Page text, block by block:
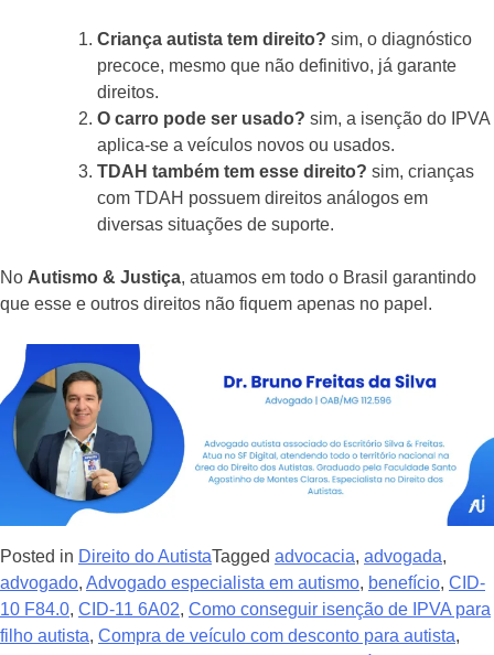
Criança autista tem direito? sim, o diagnóstico
precoce, mesmo que não definitivo, já garante
direitos.
O carro pode ser usado? sim, a isenção do IPVA
aplica-se a veículos novos ou usados.
TDAH também tem esse direito? sim, crianças
com TDAH possuem direitos análogos em
diversas situações de suporte.
No Autismo & Justiça, atuamos em todo o Brasil garantindo
que esse e outros direitos não fiquem apenas no papel.
Posted in Direito do AutistaTagged advocacia, advogada,
advogado, Advogado especialista em autismo, benefício, CID-
10 F84.0, CID-11 6A02, Como conseguir isenção de IPVA para
filho autista, Compra de veículo com desconto para autista,